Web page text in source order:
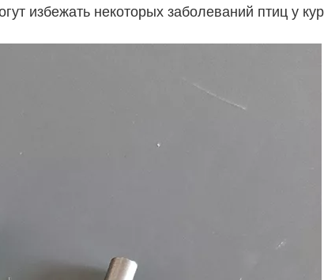
избежать некоторых заболеваний птиц у